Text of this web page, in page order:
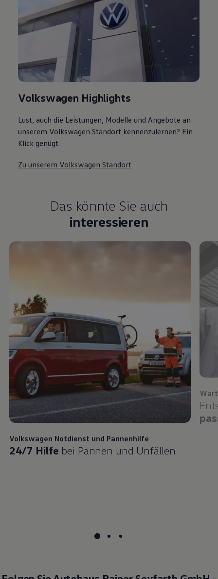
Volkswagen Highlights
Lust, auch die Leistungen, Modelle und Angebote an
unserem Volkswagen Standort kennenzulernen? Ein
Klick genügt.
Zu unserem Volkswagen Standort
Das könnte Sie auch
interessieren
Volkswagen Notdienst und Pannenhilfe
24/7 Hilfe bei Pannen und Unfällen